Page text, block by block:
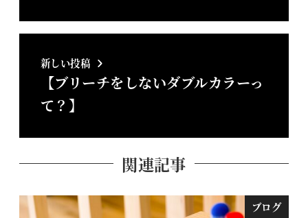
新しい投稿
【ブリーチをしないダブルカラーっ
て？】
関連記事
ブログ